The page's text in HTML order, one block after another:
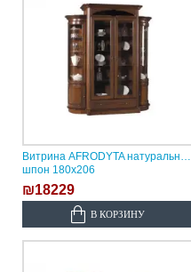
Витрина AFRODYTA натуральный
шпон 180х206
₪18229
В КОРЗИНУ